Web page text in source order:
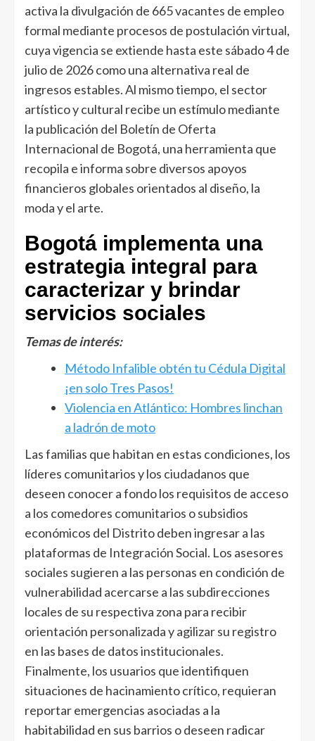
activa la divulgación de 665 vacantes de empleo
formal mediante procesos de postulación virtual,
cuya vigencia se extiende hasta este sábado 4 de
julio de 2026 como una alternativa real de
ingresos estables. Al mismo tiempo, el sector
artístico y cultural recibe un estímulo mediante
la publicación del Boletín de Oferta
Internacional de Bogotá, una herramienta que
recopila e informa sobre diversos apoyos
financieros globales orientados al diseño, la
moda y el arte.
Bogotá implementa una
estrategia integral para
caracterizar y brindar
servicios sociales
Temas de interés:
Método Infalible obtén tu Cédula Digital
¡en solo Tres Pasos!
Violencia en Atlántico: Hombres linchan
a ladrón de moto
Las familias que habitan en estas condiciones, los
líderes comunitarios y los ciudadanos que
deseen conocer a fondo los requisitos de acceso
a los comedores comunitarios o subsidios
económicos del Distrito deben ingresar a las
plataformas de Integración Social. Los asesores
sociales sugieren a las personas en condición de
vulnerabilidad acercarse a las subdirecciones
locales de su respectiva zona para recibir
orientación personalizada y agilizar su registro
en las bases de datos institucionales.
Finalmente, los usuarios que identifiquen
situaciones de hacinamiento crítico, requieran
reportar emergencias asociadas a la
habitabilidad en sus barrios o deseen radicar